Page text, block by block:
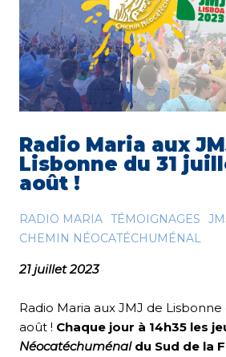
Radio Maria aux
Lisbonne du 31
août !
RADIO MARIA TÉMOIGNAGES
CHEMIN NÉOCATÉCHUMÉNAL
21 juillet 2023
Radio Maria aux JMJ de Lisbonne
août ! Chaque jour à 14h35 les
Néocatéchuménaldu Sud de la